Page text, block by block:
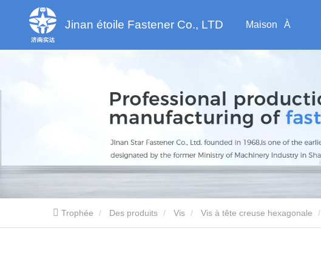
Jinan étoile Fastener Co., LTD Maison À
de
nous
Trophée Des produits Vis Vis à tête creuse hexagonale